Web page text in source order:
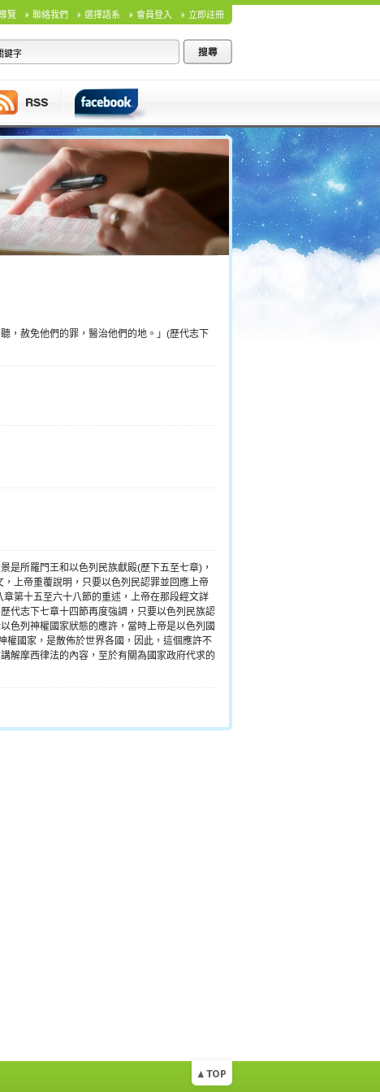
覽 聯絡我們 選擇語系 會員登入 立即註冊
，赦免他們的罪，醫治他們的地。」(歷代志下
是所羅門王和以色列民族獻殿(歷下五至七章)，
上帝重覆說明，只要以色列民認罪並回應上帝
第十五至六十八節的重述，上帝在那段經文詳
代志下七章十四節再度強調，只要以色列民族認
色列神權國家狀態的應許，當時上帝是以色列國
權國家，是散佈於世界各國，因此，這個應許不
解摩西律法的內容，至於有關為國家政府代求的